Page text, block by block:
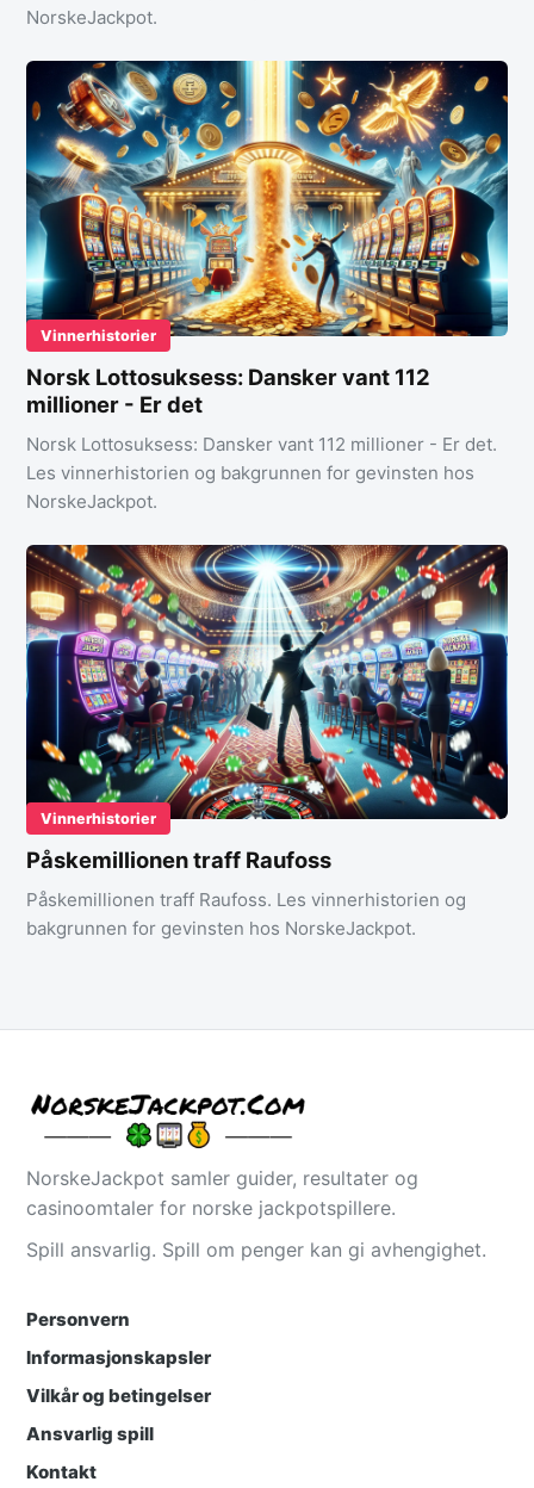
NorskeJackpot.
Vinnerhistorier
Norsk Lottosuksess: Dansker vant 112
millioner - Er det
Norsk Lottosuksess: Dansker vant 112 millioner - Er det.
Les vinnerhistorien og bakgrunnen for gevinsten hos
NorskeJackpot.
Vinnerhistorier
Påskemillionen traff Raufoss
Påskemillionen traff Raufoss. Les vinnerhistorien og
bakgrunnen for gevinsten hos NorskeJackpot.
NorskeJackpot samler guider, resultater og
casinoomtaler for norske jackpotspillere.
Spill ansvarlig. Spill om penger kan gi avhengighet.
Personvern
Informasjonskapsler
Vilkår og betingelser
Ansvarlig spill
Kontakt